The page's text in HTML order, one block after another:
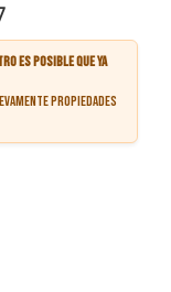
es posible que ya
propiedades